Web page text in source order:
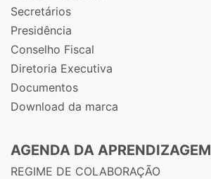
Secretários
Presidência
Conselho Fiscal
Diretoria Executiva
Documentos
Download da marca
AGENDA DA APRENDIZAGEM
REGIME DE COLABORAÇÃO